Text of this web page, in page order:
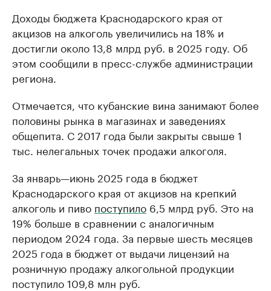
Доходы бюджета Краснодарского края от
акцизов на алкоголь увеличились на 18% и
достигли около 13,8 млрд руб. в 2025 году. Об
этом сообщили в пресс-службе администрации
региона.
Отмечается, что кубанские вина занимают более
половины рынка в магазинах и заведениях
общепита. С 2017 года были закрыты свыше 1
тыс. нелегальных точек продажи алкоголя.
За январь—июнь 2025 года в бюджет
Краснодарского края от акцизов на крепкий
алкоголь и пиво поступило 6,5 млрд руб. Это на
19% больше в сравнении с аналогичным
периодом 2024 года. За первые шесть месяцев
2025 года в бюджет от выдачи лицензий на
розничную продажу алкогольной продукции
поступило 109,8 млн руб.